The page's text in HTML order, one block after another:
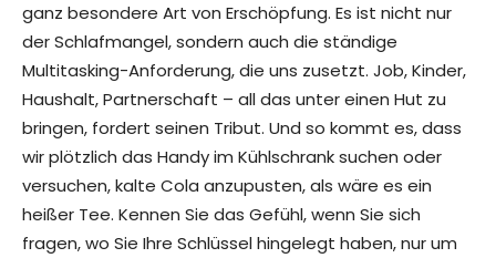
ganz besondere Art von Erschöpfung. Es ist nicht nur
der Schlafmangel, sondern auch die ständige
Multitasking-Anforderung, die uns zusetzt. Job, Kinder,
Haushalt, Partnerschaft – all das unter einen Hut zu
bringen, fordert seinen Tribut. Und so kommt es, dass
wir plötzlich das Handy im Kühlschrank suchen oder
versuchen, kalte Cola anzupusten, als wäre es ein
heißer Tee. Kennen Sie das Gefühl, wenn Sie sich
fragen, wo Sie Ihre Schlüssel hingelegt haben, nur um